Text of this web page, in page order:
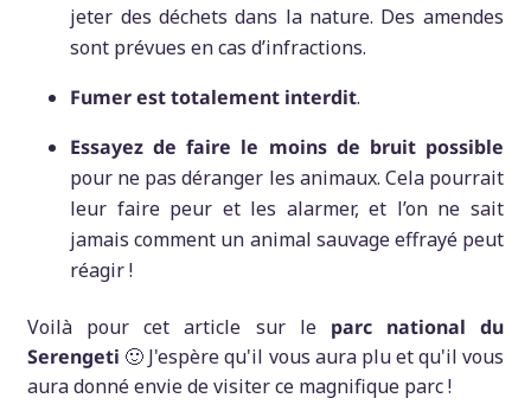
jeter des déchets dans la nature. Des amendes
sont prévues en cas d’infractions.
Fumer est totalement interdit.
Essayez de faire le moins de bruit possible
pour ne pas déranger les animaux. Cela pourrait
leur faire peur et les alarmer, et l’on ne sait
jamais comment un animal sauvage effrayé peut
réagir !
Voilà pour cet article sur le parc national du
Serengeti 🙂 J'espère qu'il vous aura plu et qu'il vous
aura donné envie de visiter ce magnifique parc !